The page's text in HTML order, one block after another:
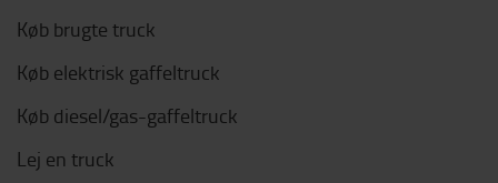
Køb brugte truck
Køb elektrisk gaffeltruck
Køb diesel/gas-gaffeltruck
Lej en truck